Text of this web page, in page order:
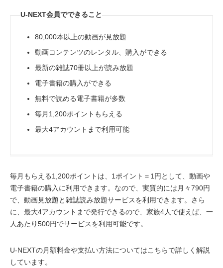
U-NEXT会員でできること
80,000本以上の動画が見放題
動画コンテンツのレンタル、購入ができる
最新の雑誌70冊以上が読み放題
電子書籍の購入ができる
無料で読める電子書籍が多数
毎月1,200ポイントもらえる
最大4アカウントまで利用可能
毎月もらえる1,200ポイントは、1ポイント＝1円として、動画や
電子書籍の購入に利用できます。なので、実質的には月々790円
で、動画見放題と雑誌読み放題サービスを利用できます。さら
に、最大4アカウントまで発行できるので、家族4人で使えば、一
人あたり500円でサービスを利用可能です。
U-NEXTの月額料金や支払い方法についてはこちらで詳しく解説
しています。